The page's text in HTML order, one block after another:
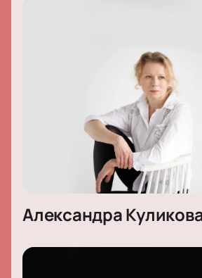
Сергей Ларионов
Татьяна
Федорук, Лёня Нечаев,
Ильина, Екатерина Куликова,
Никита Прилепский, Геннадий
Александра